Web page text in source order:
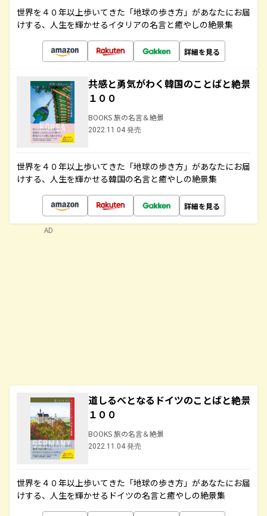
世界を４０年以上歩いてきた「地球の歩き方」があなたにお届
けする、人生を輝かせるイタリアの名言と癒やしの絶景集
詳細を見る
共感と勇気がわく韓国のことばと絶景
１００
BOOKS 旅の名言＆絶景
2022.11.04 発売
世界を４０年以上歩いてきた「地球の歩き方」があなたにお届
けする、人生を輝かせる韓国の名言と癒やしの絶景集
詳細を見る
道しるべとなるドイツのことばと絶景
１００
BOOKS 旅の名言＆絶景
2022.11.04 発売
世界を４０年以上歩いてきた「地球の歩き方」があなたにお届
けする、人生を輝かせるドイツの名言と癒やしの絶景集
AD